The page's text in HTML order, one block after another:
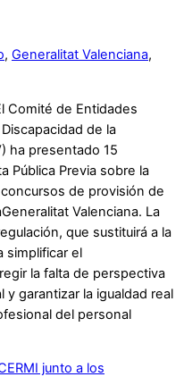
, Generalitat Valenciana,
Comité de Entidades
de la
ha presentado 15
Pública Previa sobre la
de provisión de
Valenciana. La
que sustituirá a la
simplificar el
la falta de perspectiva
garantizar la igualdad real
del personal